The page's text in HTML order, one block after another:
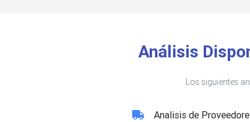
Análisis
Los siguientes
Analisis de